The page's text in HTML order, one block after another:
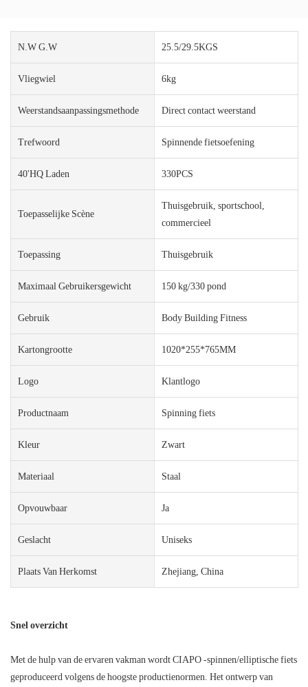
N.W G.W 25.5/29.5KGS
Vliegwiel 6kg
Weerstandsaanpassingsmethode Direct contact weerstand
Trefwoord Spinnende fietsoefening
40'HQ Laden 330PCS
Toepasselijke Scène
Thuisgebruik, sportschool,
commercieel
Toepassing Thuisgebruik
Maximaal Gebruikersgewicht 150 kg/330 pond
Gebruik Body Building Fitness
Kartongrootte 1020*255*765MM
Logo Klantlogo
Productnaam Spinning fiets
Kleur Zwart
Materiaal Staal
Opvouwbaar Ja
Geslacht Uniseks
Plaats Van Herkomst Zhejiang, China
Snel overzicht
Met de hulp van de ervaren vakman wordt CIAPO -spinnen/elliptische fiets
geproduceerd volgens de hoogste productienormen. Het ontwerp van